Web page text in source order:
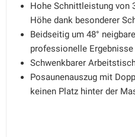
Hohe Schnittleistung von
Höhe dank besonderer
Beidseitig um 48°
professionelle Ergebnisse
Schwenkbarer
Posaunenauszug mit
keinen Platz hinter der